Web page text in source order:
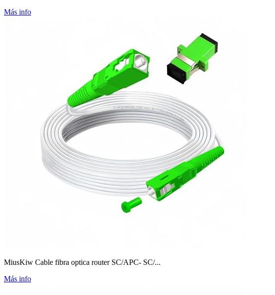
Más info
MiusKiw Cable fibra optica router SC/APC- SC/...
Más info